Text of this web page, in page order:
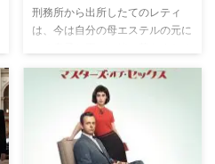
刑務所から出所したてのレティ
は、今は自分の母エステルの元に
生活を立て直そうとしている。し
かし、彼女は窃盗の癖が直らず、
高級ホテルの客室に盗みに入って
しまう。物色している最中、二人
の男が部屋に入ってきて慌てて隠
れ るレティ。なんと一人の男が